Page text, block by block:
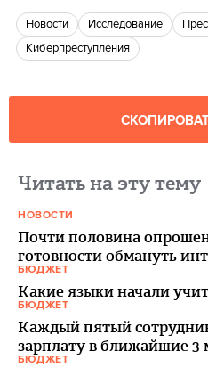
новости Исследование
киберпреступления
Читать на эту тему
НОВОСТИ
Почти половина
готовности обмануть
БЮДЖЕТ
Какие языки начали
БЮДЖЕТ
Каждый пятый
зарплату в ближайшие 3
БЮДЖЕТ